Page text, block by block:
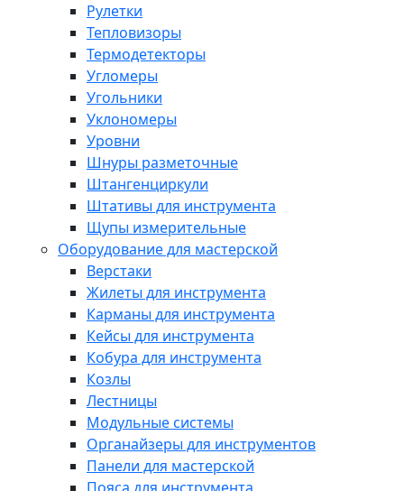
Рулетки
Тепловизоры
Термодетекторы
Угломеры
Угольники
Уклономеры
Уровни
Шнуры разметочные
Штангенциркули
Штативы для инструмента
Щупы измерительные
Оборудование для мастерской
Верстаки
Жилеты для инструмента
Карманы для инструмента
Кейсы для инструмента
Кобура для инструмента
Козлы
Лестницы
Модульные системы
Органайзеры для инструментов
Панели для мастерской